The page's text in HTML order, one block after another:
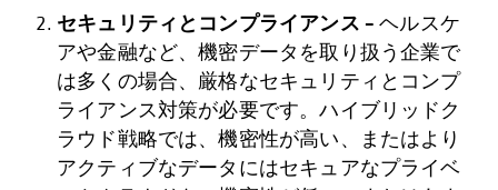
セキュリティとコンプライアンス – ヘルスケ
アや金融など、機密データを取り扱う企業で
は多くの場合、厳格なセキュリティとコンプ
ライアンス対策が必要です。ハイブリッドク
ラウド戦略では、機密性が高い、またはより
アクティブなデータにはセキュアなプライベ